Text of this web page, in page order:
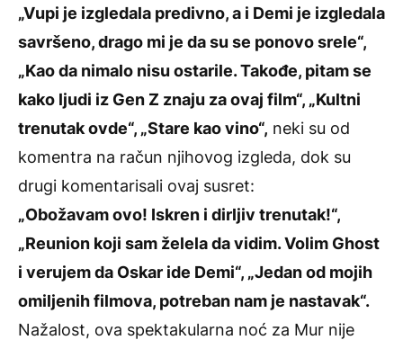
„Vupi je izgledala predivno, a i Demi je izgledala
savršeno, drago mi je da su se ponovo srele“,
„Kao da nimalo nisu ostarile. Takođe, pitam se
kako ljudi iz Gen Z znaju za ovaj film“, „Kultni
trenutak ovde“, „Stare kao vino“, neki su od
komentra na račun njihovog izgleda, dok su
drugi komentarisali ovaj susret:
„Obožavam ovo! Iskren i dirljiv trenutak!“,
„Reunion koji sam želela da vidim. Volim Ghost
i verujem da Oskar ide Demi“, „Jedan od mojih
omiljenih filmova, potreban nam je nastavak“.
Nažalost, ova spektakularna noć za Mur nije